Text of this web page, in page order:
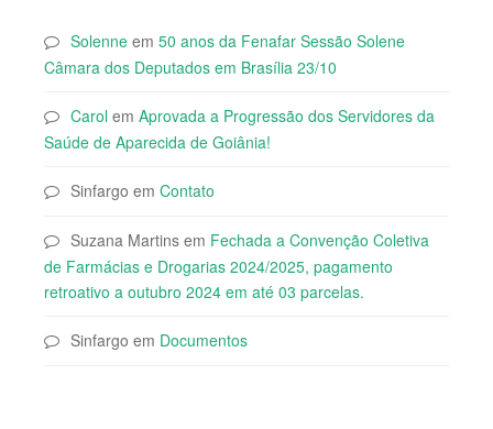
Solenne em 50 anos da Fenafar Sessão Solene
Câmara dos Deputados em Brasília 23/10
Carol em Aprovada a Progressão dos Servidores da
Saúde de Aparecida de Goiânia!
Sinfargo em Contato
Suzana Martins em Fechada a Convenção Coletiva
de Farmácias e Drogarias 2024/2025, pagamento
retroativo a outubro 2024 em até 03 parcelas.
Sinfargo em Documentos